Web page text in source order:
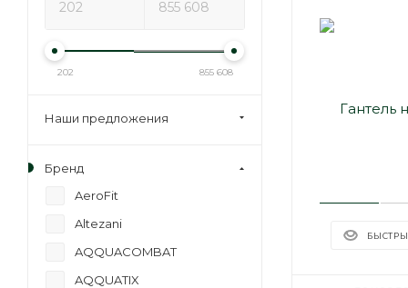
202 855 608
Наши предложения
Бренд
AeroFit
Altezani
AQQUACOMBAT
AQQUATIX